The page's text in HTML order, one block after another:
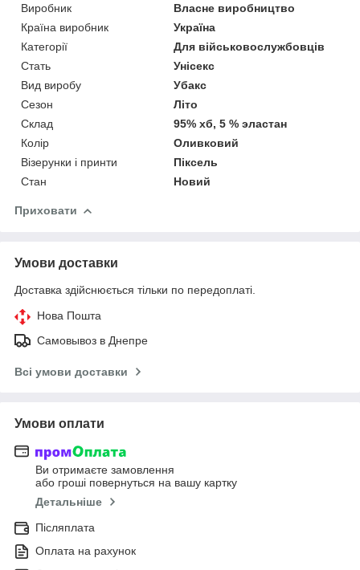
Виробник
Власне виробництво
Країна виробник
Україна
Категорії
Для військовослужбовців
Стать
Унісекс
Вид виробу
Убакс
Сезон
Літо
Склад
95% хб, 5 % эластан
Колір
Оливковий
Візерунки і принти
Піксель
Стан
Новий
Приховати
Умови доставки
Доставка здійснюється тільки по передоплаті.
Нова Пошта
Самовывоз в Днепре
Всі умови доставки
Умови оплати
Ви отримаєте замовлення
або гроші повернуться на вашу картку
Детальніше
Післяплата
Оплата на рахунок